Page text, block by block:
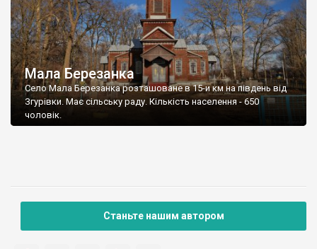
Мала Березанка
Село Мала Березанка розташоване в 15-и км на південь від
Згурівки. Має сільську раду. Кількість населення - 650
чоловік.
Станьте нашим автором